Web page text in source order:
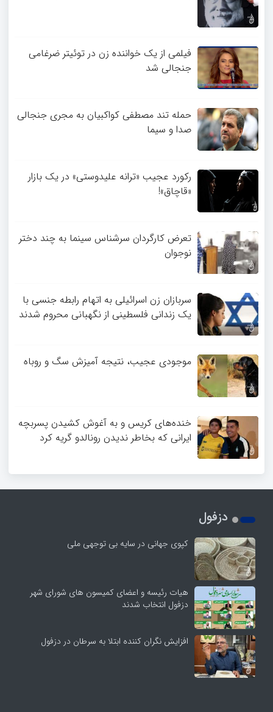
فیلمی از یک خواننده زن در توئیتر ضرغامی
جنجالی شد
حمله تند مصطفی کواکبیان به مجری جنجالی
صدا و سیما
رکورد عجیب «ترانه علیدوستی» در یک بازار
«قاچاق»!
تعرض کارگردان سرشناس سینما به چند دختر
نوجوان
سربازان زن اسرائیلی به اتهام رابطه جنسی با
یک زندانی فلسطینی از نگهبانی محروم شدند
موجودی عجیب، نتیجه آمیزش سگ و روباه
خنده‌های کریس و به آغوش کشیدن پسربچه
ایرانی که بخاطر ندیدن رونالدو گریه کرد
دزفول
کپوی جهانی در سایه بی توجهی ملی
هیات رئیسه و اعضای کمیسون های شورای شهر
دزفول انتخاب شدند
افزایش نگران کننده ابتلا به سرطان در دزفول